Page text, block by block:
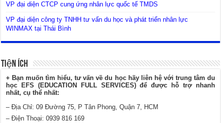
VP đại diện CTCP cung ứng nhân lực quốc tế TMDS
VP đại diện công ty TNHH tư vấn du học và phát triển nhân lực
WINMAX tại Thái Bình
Tiện Ích
+ Bạn muốn tìm hiểu, tư vấn về du học hãy liên hệ với trung tâm du
học EFS (EDUCATION FULL SERVICES) để được hỗ trợ nhanh
nhất, cụ thể nhất:
– Địa Chỉ: 09 Đường 75, P Tân Phong, Quận 7, HCM
– Điện Thoại: 0939 816 169